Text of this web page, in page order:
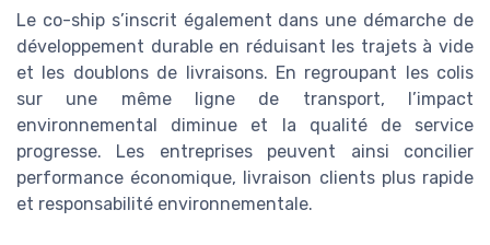
Le co-ship s’inscrit également dans une démarche de
développement durable en réduisant les trajets à vide
et les doublons de livraisons. En regroupant les colis
sur une même ligne de transport, l’impact
environnemental diminue et la qualité de service
progresse. Les entreprises peuvent ainsi concilier
performance économique, livraison clients plus rapide
et responsabilité environnementale.